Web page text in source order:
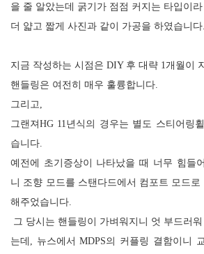
을 줄 알았는데 굵기가 점점 커지는 타입이
더 얇고 짧게 사진과 같이 가공을 하였습니다
지금 작성하는 시점은 DIY 후 대략 1 개월이
핸들링은 여전히 매우 훌륭합니다
그리고
그랜져 HG 11 년식의 경우는 별도 스티어링
습니다
예전에 초기증상이 나타났을 때 너무 힘들
니 조향 모드를 스탠다드에서 컴포트 모드
해주었습니다
그 당시는 핸들링이 가벼워지니 엇 부드러
는데
뉴스에서MDPS의 커플링 결함이니